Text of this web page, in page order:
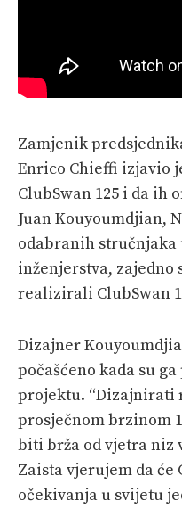
Zamjenik
Enrico Chieffi izjavio
ClubSwan 125 i da ih
Juan Kouyoumdjian,
odabranih
inženjerstva, zajedno
realizirali ClubSwan
Dizajner
počašćeno kada su
projektu. “Dizajnirati
prosječnom brzinom
biti brža od vjetra niz
Zaista vjerujem da će
očekivanja u svijetu